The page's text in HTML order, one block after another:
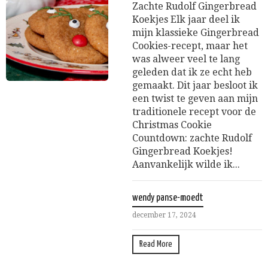
Zachte Rudolf Gingerbread
Koekjes Elk jaar deel ik
mijn klassieke Gingerbread
Cookies-recept, maar het
was alweer veel te lang
geleden dat ik ze echt heb
gemaakt. Dit jaar besloot ik
een twist te geven aan mijn
traditionele recept voor de
Christmas Cookie
Countdown: zachte Rudolf
Gingerbread Koekjes!
Aanvankelijk wilde ik...
wendy panse-moedt
december 17, 2024
Read More